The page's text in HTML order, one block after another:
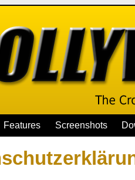
Features Screenshots